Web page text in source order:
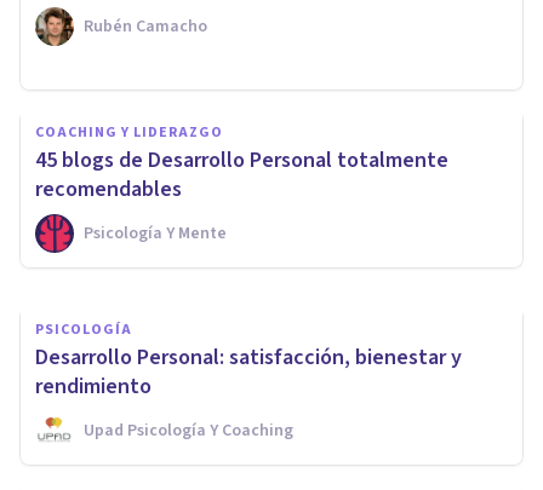
Rubén Camacho
COACHING Y LIDERAZGO
45 blogs de Desarrollo Personal totalmente
recomendables
Psicología Y Mente
Gestión emocional: 10 claves
para dominar tus emociones
Juan Armando Corbin
PSICOLOGÍA
Desarrollo Personal: satisfacción, bienestar y
rendimiento
Upad Psicología Y Coaching